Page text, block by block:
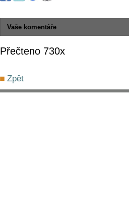
Vaše komentáře
Přečteno 730x
Zpět